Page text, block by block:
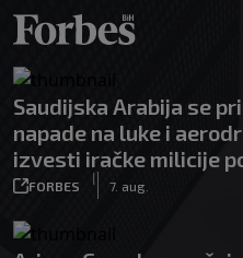
Saudijska Arabija se
napade na luke i
izvesti iračke milicije
FORBES
|
7. aug.